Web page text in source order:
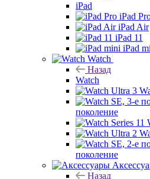
iPad
iPad
iPad Air
iPad 11
iPad
Watch
Назад
Watch
поколение
поколение
Назад